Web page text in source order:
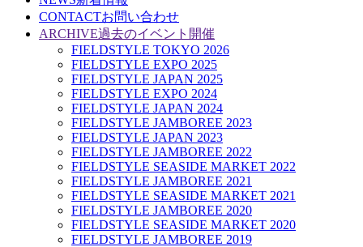
CONTACTお問い合わせ
ARCHIVE過去のイベント開催
FIELDSTYLE TOKYO 2026
FIELDSTYLE EXPO 2025
FIELDSTYLE JAPAN 2025
FIELDSTYLE EXPO 2024
FIELDSTYLE JAPAN 2024
FIELDSTYLE JAMBOREE 2023
FIELDSTYLE JAPAN 2023
FIELDSTYLE JAMBOREE 2022
FIELDSTYLE SEASIDE MARKET 2022
FIELDSTYLE JAMBOREE 2021
FIELDSTYLE SEASIDE MARKET 2021
FIELDSTYLE JAMBOREE 2020
FIELDSTYLE SEASIDE MARKET 2020
FIELDSTYLE JAMBOREE 2019